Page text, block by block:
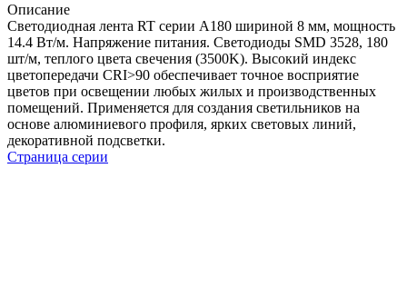
Описание
Светодиодная лента RT серии A180 шириной 8 мм, мощность
14.4 Вт/м. Напряжение питания. Светодиоды SMD 3528, 180
шт/м, теплого цвета свечения (3500K). Высокий индекс
цветопередачи CRI>90 обеспечивает точное восприятие
цветов при освещении любых жилых и производственных
помещений. Применяется для создания светильников на
основе алюминиевого профиля, ярких световых линий,
декоративной подсветки.
Страница серии